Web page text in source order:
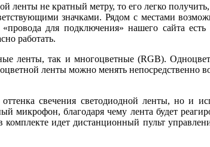
ленты не кратный метру, то его легко
значками. Рядом с местами
для подключения» нашего сайта
работать.
ленты, так и многоцветные (RGB).
ленты можно менять непосредственно
свечения светодиодной ленты, но и
микрофон, благодаря чему лента будет
идет дистанционный пульт